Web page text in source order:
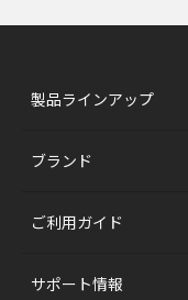
製品ラインアップ
ブランド
ご利用ガイド
サポート情報